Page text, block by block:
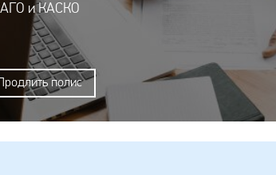
и КАСКО
Продлить полис